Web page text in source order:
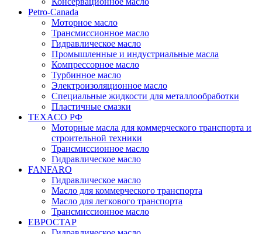
Petro-Canada
Моторное масло
Трансмиссионное масло
Гидравлическое масло
Промышленные и индустриальные масла
Компрессорное масло
Турбинное масло
Электроизоляционное масло
Специальные жидкости для металлообработки
Пластичные смазки
TEXACO РФ
Моторные масла для коммерческого транспорта и
строительной техники
Трансмиссионное масло
Гидравлическое масло
FANFARO
Гидравлическое масло
Масло для коммерческого транспорта
Масло для легкового транспорта
Трансмиссионное масло
ЕВРОСТАР